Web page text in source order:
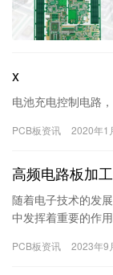
x
电池充电控制电路
PCB板资讯 2020年1
高频电路板加
随着电子技术的发
中发挥着重要的作
得尤为…
PCB板资讯 2023年9